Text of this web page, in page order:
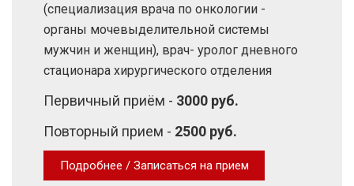
(специализация врача по онкологии -
органы мочевыделительной системы
мужчин и женщин), врач- уролог дневного
стационара хирургического отделения
Первичный приём - 3000 руб.
Повторный прием - 2500 руб.
Подробнее / Записаться на прием